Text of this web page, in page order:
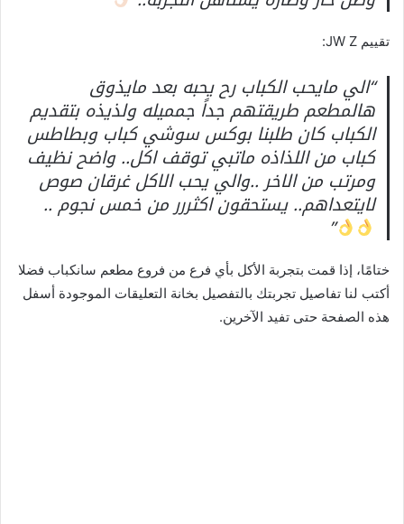
تقييم JW Z:
“الي مايحب الكباب رح يحبه بعد مايذوق
هالمطعم طريقتهم جداً جمميله ولذيذه بتقديم
الكباب كان طلبنا بوكس سوشي كباب وبطاطس
كباب من اللذاذه ماتبي توقف اكل.. واضح نظيف
ومرتب من الاخر ..والي يحب الاكل غرقان صوص
لايتعداهم.. يستحقون اكثررر من خمس نجوم ..
”
ختامًا، إذا قمت بتجربة الأكل بأي فرع من فروع مطعم سانكباب فضلا
أكتب لنا تفاصيل تجربتك بالتفصيل بخانة التعليقات الموجودة أسفل
هذه الصفحة حتى تفيد الآخرين.